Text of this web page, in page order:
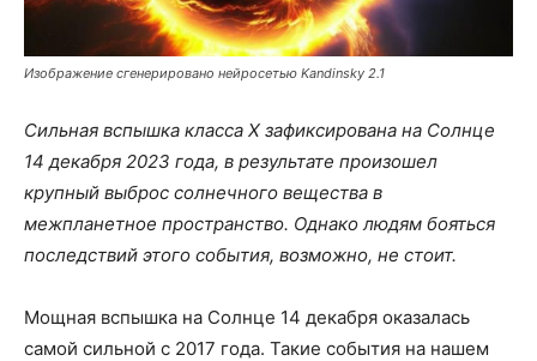
Изображение сгенерировано нейросетью Kandinsky 2.1
Сильная вспышка класса X зафиксирована на Солнце
14 декабря 2023 года, в результате произошел
крупный выброс солнечного вещества в
межпланетное пространство. Однако людям бояться
последствий этого события, возможно, не стоит.
Мощная вспышка на Солнце 14 декабря оказалась
самой сильной с 2017 года. Такие события на нашем